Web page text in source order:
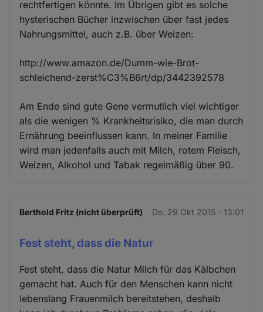
rechtfertigen könnte. Im Übrigen gibt es solche
hysterischen Bücher inzwischen über fast jedes
Nahrungsmittel, auch z.B. über Weizen:
http://www.amazon.de/Dumm-wie-Brot-
schleichend-zerst%C3%B6rt/dp/3442392578
Am Ende sind gute Gene vermutlich viel wichtiger
als die wenigen % Krankheitsrisiko, die man durch
Ernährung beeinflussen kann. In meiner Familie
wird man jedenfalls auch mit Milch, rotem Fleisch,
Weizen, Alkohol und Tabak regelmäßig über 90.
Berthold Fritz (nicht überprüft) Do. 29 Okt 2015 - 13:01
Fest steht, dass die Natur
Fest steht, dass die Natur Milch für das Kàlbchen
gemacht hat. Auch für den Menschen kann nicht
lebenslang Frauenmilch bereitstehen, deshalb